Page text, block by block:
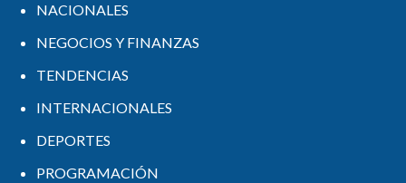
NACIONALES
NEGOCIOS Y FINANZAS
TENDENCIAS
INTERNACIONALES
DEPORTES
PROGRAMACIÓN